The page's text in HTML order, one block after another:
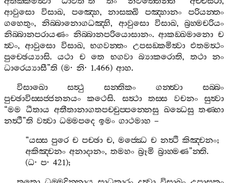
ආවුසො
විසාඛ, පඤ‍්හෙ,නාසක‍්ඛි පඤ‍්හානං
පරියන‍්තං
ගහෙතුං,නිබ‍්බානොගධඤ‍්හි, ආවුසො විසාඛ, බ්‍රහ‍්මචරියං
නිබ‍්බානපරායණං නිබ‍්බානපරියොසානං.ආකඞ‍්ඛමානො ච
ත්‍වං,ආවුසො විසාඛ,භගවන‍්තං උපසඞ‍්කමිත්‍වා එතමත්‍ථං
පුච‍්ඡෙය්‍යාසි.යථා ච තෙ භගවා බ්‍යාකරොති, තථා
නං
ධාරෙය්‍යාසී”ති (ම· නි· 1.466) ආහ.
විසාඛො
සත්‍ථු සන‍්තිකං ගන‍්ත්‍වා
සබ‍්බං
පුච‍්ඡාවිස‍්සජ‍්ජනනයං
කථෙසි. සත්‍ථා තස‍්ස වචනං
සුත්‍වා
“මම ධීතාය අතීතානාගතපච‍්චුප‍්පන‍්නෙසු ඛන්‍ධෙසු තණ‍්හා
නත්‍ථී”ති වත්‍වා ධම‍්මපදෙ ඉමං ගාථමාහ –
“යස‍්ස පුරෙ ච පච‍්ඡා ච,මජ‍්ඣෙ ච නත්‍ථි කිඤ‍්චනං;
අකිඤ‍්චනං අනාදානං,තමහං බ්‍රූමි බ්‍රාහ‍්මණ”න‍්ති.
(ධ·ප· 421);